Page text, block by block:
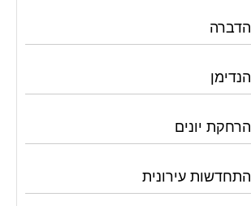
הדברה
הנדימן
הרחקת יונים
התחדשות עירונית